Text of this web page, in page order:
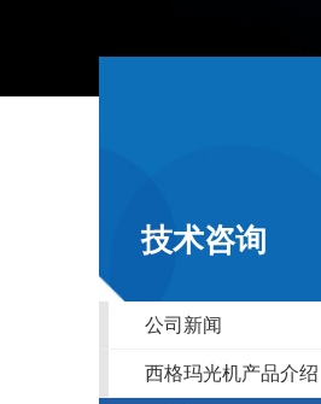
技术咨询
公司新闻
西格玛光机产品介绍